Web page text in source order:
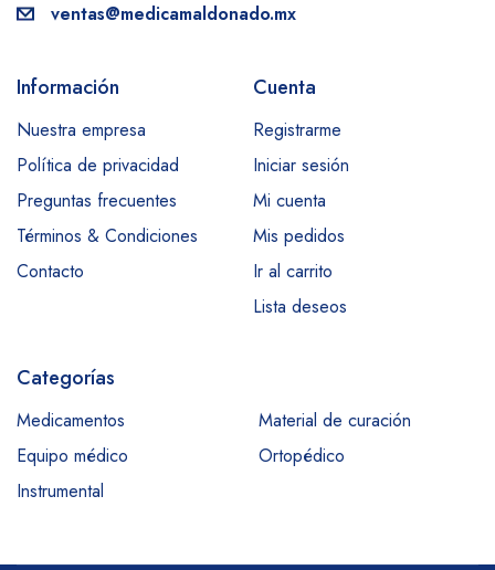
ventas@medicamaldonado.mx
Información
Nuestra empresa
Política de privacidad
Preguntas frecuentes
Términos & Condiciones
Contacto
Cuenta
Registrarme
Iniciar sesión
Mi cuenta
Mis pedidos
Ir al carrito
Lista deseos
Categorías
Medicamentos
Material de curación
Equipo médico
Ortopédico
Instrumental